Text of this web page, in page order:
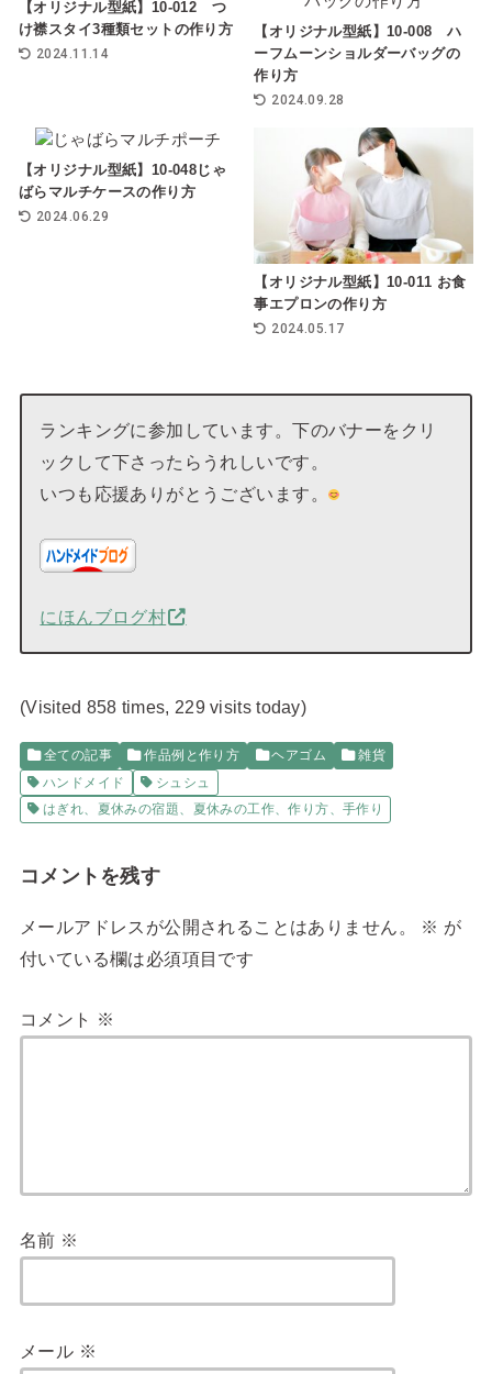
【オリジナル型紙】10-012 つ
け襟スタイ3種類セットの作り方
2024.11.14
【オリジナル型紙】10-008 ハ
ーフムーンショルダーバッグの
作り方
2024.09.28
【オリジナル型紙】10-048じゃ
ばらマルチケースの作り方
2024.06.29
【オリジナル型紙】10-011 お食
事エプロンの作り方
2024.05.17
ランキングに参加しています。下のバナーをクリ
ックして下さったらうれしいです。
いつも応援ありがとうございます。
にほんブログ村
(Visited 858 times, 229 visits today)
全ての記事 作品例と作り方 ヘアゴム
雑貨
ハンドメイド
シュシュ
はぎれ、夏休みの宿題、夏休みの工作、作り方、手作り
コメントを残す
メールアドレスが公開されることはありません。 ※ が
付いている欄は必須項目です
コメント ※
名前 ※
メール ※